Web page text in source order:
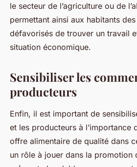
le secteur de l’agriculture ou de
permettant ainsi aux habitants
défavorisés de trouver un travail
situation économique.
Sensibiliser les
producteurs
Enfin, il est important de
et les producteurs à l’importance
offre alimentaire de qualité dans
un rôle à jouer dans la promotion